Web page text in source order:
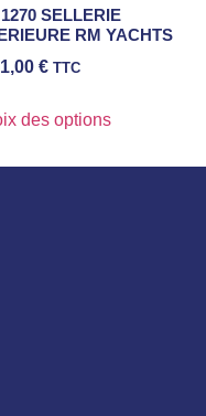
SELLERIE
RM YACHTS
€ TTC
des options